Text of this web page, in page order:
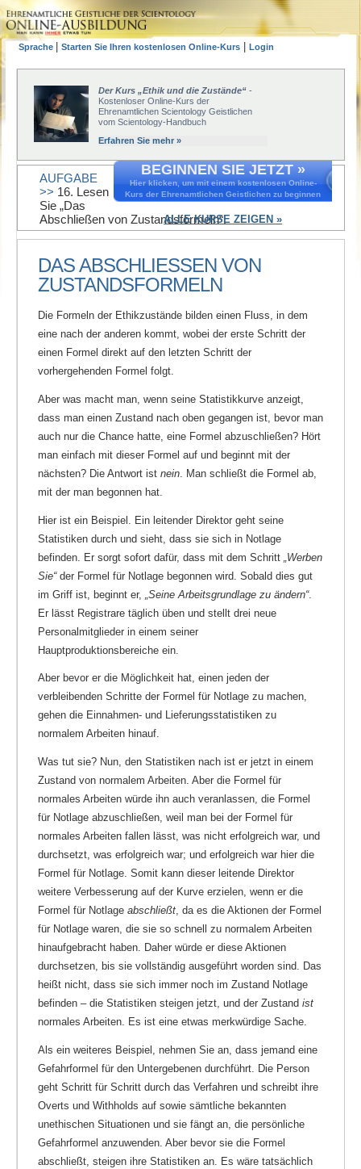
Sprache Starten Sie Ihren kostenlosen Online-Kurs Login
Der Kurs „Ethik und die Zustände“ -
Kostenloser Online-Kurs der
Ehrenamtlichen Scientology Geistlichen
vom Scientology-Handbuch
Erfahren Sie mehr »
BEGINNEN SIE JETZT »
Hier klicken, um mit einem kostenlosen Online-
Kurs der Ehrenamtlichen Geistlichen zu beginnen
ALLE KURSE ZEIGEN »
AUFGABE
>> 16. Lesen
Sie „Das
Abschließen von Zustandsformeln“.
DAS ABSCHLIESSEN VON Z
USTANDSFORMELN
Die Formeln der Ethikzustände bilden einen Fluss, in dem
eine nach der anderen kommt, wobei der erste Schritt der
einen Formel direkt auf den letzten Schritt der
vorhergehenden Formel folgt.
Aber was macht man, wenn seine Statistikkurve anzeigt,
dass man einen Zustand nach oben gegangen ist, bevor man
auch nur die Chance hatte, eine Formel abzuschließen? Hört
man einfach mit dieser Formel auf und beginnt mit der
nächsten? Die Antwort ist nein . Man schließt die Formel ab,
mit der man begonnen hat.
Hier ist ein Beispiel. Ein leitender Direktor geht seine
Statistiken durch und sieht, dass sie sich in Notlage
befinden. Er sorgt sofort dafür, dass mit dem Schritt „Werben
Sie“der Formel für Notlage begonnen wird. Sobald dies gut
im Griff ist, beginnt er,
„Seine Arbeitsgrundlage zu ändern“.
Er lässt Registrare täglich üben und stellt drei neue
Personalmitglieder in einem seiner
Hauptproduktionsbereiche ein.
Aber bevor er die Möglichkeit hat, einen jeden der
verbleibenden Schritte der Formel für Notlage zu machen,
gehen die Einnahmen- und Lieferungsstatistiken zu
normalem Arbeiten hinauf.
Was tut sie? Nun, den Statistiken nach ist er jetzt in einem
Zustand von normalem Arbeiten. Aber die Formel für
normales Arbeiten würde ihn auch veranlassen, die Formel
für Notlage abzuschließen, weil man bei der Formel für
normales Arbeiten fallen lässt, was nicht erfolgreich war, und
durchsetzt, was erfolgreich war; und erfolgreich war hier die
Formel für Notlage. Somit kann dieser leitende Direktor
weitere Verbesserung auf der Kurve erzielen, wenn er die
Formel für Notlage abschließt, da es die Aktionen der Formel
für Notlage waren, die sie so schnell zu normalem Arbeiten
hinaufgebracht haben. Daher würde er diese Aktionen
durchsetzen, bis sie vollständig ausgeführt worden sind. Das
heißt nicht, dass sie sich immer noch im Zustand Notlage
befinden – die Statistiken steigen jetzt, und der Zustand ist
normales Arbeiten. Es ist eine etwas merkwürdige Sache.
Als ein weiteres Beispiel, nehmen Sie an, dass jemand eine
Gefahrformel für den Untergebenen durchführt. Die Person
geht Schritt für Schritt durch das Verfahren und schreibt ihre
Overts und Withholds auf sowie sämtliche bekannten
unethischen Situationen und sie fängt an, die persönliche
Gefahrformel anzuwenden. Aber bevor sie die Formel
abschließt, steigen ihre Statistiken an. Es wäre tatsächlich